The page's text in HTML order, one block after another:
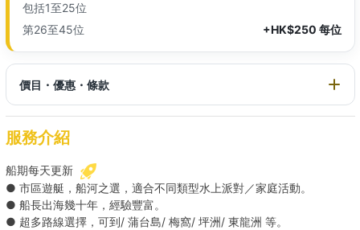
包括1至25位
第26至45位
+HK$250 每位
價目・優惠・條款
服務介紹
船期每天更新
● 市區遊艇，船河之選，適合不同類型水上派對／家庭活動。
● 船長出海幾十年，經驗豐富。
● 超多路線選擇，可到/ 蒲台島/ 梅窩/ 坪洲/ 東龍洲 等。